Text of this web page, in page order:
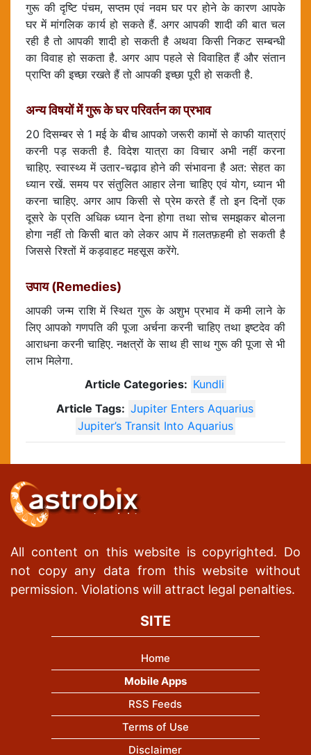
गुरू की दृष्टि पंचम, सप्तम एवं नवम घर पर होने के कारण आपके
घर में मांगलिक कार्य हो सकते हैं. अगर आपकी शादी की बात चल
रही है तो आपकी शादी हो सकती है अथवा किसी निकट सम्बन्धी
का विवाह हो सकता है. अगर आप पहले से विवाहित हैं और संतान
प्राप्ति की इच्छा रखते हैं तो आपकी इच्छा पूरी हो सकती है.
अन्य विषयों में गुरू के घर परिवर्तन का प्रभाव
20 दिसम्बर से 1 मई के बीच आपको जरूरी कामों से काफी यात्राएं
करनी पड़ सकती है. विदेश यात्रा का विचार अभी नहीं करना
चाहिए. स्वास्थ्य में उतार-चढ़ाव होने की संभावना है अत: सेहत का
ध्यान रखें. समय पर संतुलित आहार लेना चाहिए एवं योग, ध्यान भी
करना चाहिए. अगर आप किसी से प्रेम करते हैं तो इन दिनों एक
दूसरे के प्रति अधिक ध्यान देना होगा तथा सोच समझकर बोलना
होगा नहीं तो किसी बात को लेकर आप में ग़लतफ़हमी हो सकती है
जिससे रिश्तों में कड़वाहट महसूस करेंगे.
उपाय (Remedies)
आपकी जन्म राशि में स्थित गुरू के अशुभ प्रभाव में कमी लाने के
लिए आपको गणपति की पूजा अर्चना करनी चाहिए तथा इष्टदेव की
आराधना करनी चाहिए. नक्षत्रों के साथ ही साथ गुरू की पूजा से भी
लाभ मिलेगा.
Article Categories: Kundli
Article Tags: Jupiter Enters Aquarius
Jupiter’s Transit Into Aquarius
All content on this website is copyrighted. Do
not copy any data from this website without
permission. Violations will attract legal penalties.
SITE
Home
Mobile Apps
RSS Feeds
Terms of Use
Disclaimer